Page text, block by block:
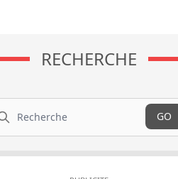
RECHERCHE
GO